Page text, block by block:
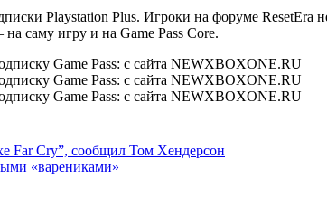
Playstation Plus. Игроки на форуме
саму игру и на Game Pass Core.
Far Cry”, сообщил Том Хендерсон
«варениками»